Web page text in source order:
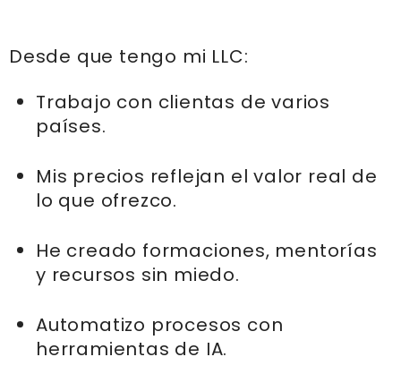
Desde que tengo mi LLC:
Trabajo con clientas de varios
países.
Mis precios reflejan el valor real de
lo que ofrezco.
He creado formaciones, mentorías
y recursos sin miedo.
Automatizo procesos con
herramientas de IA.